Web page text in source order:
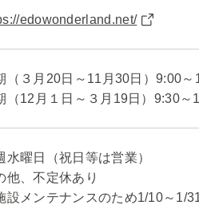
edowonderland.net/
（３月20日～11月30日）9:00
（12月１日～３月19日）9:30～
水曜日（祝日等は営業）
他、不定休あり
設メンテナンスのため1/10～1/31